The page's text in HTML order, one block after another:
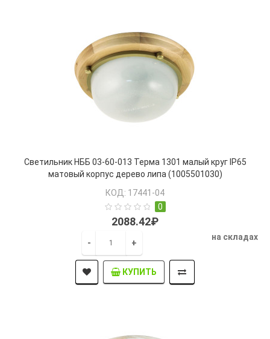
Светильник НББ 03-60-013 Терма 1301 малый круг IP65
матовый корпус дерево липа (1005501030)
КОД: 17441-04
0
2088.42₽
- +
на складах
КУПИТЬ